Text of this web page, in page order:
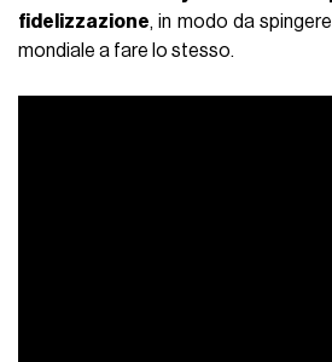
fidelizzazione, in modo da
mondiale a fare lo stesso.